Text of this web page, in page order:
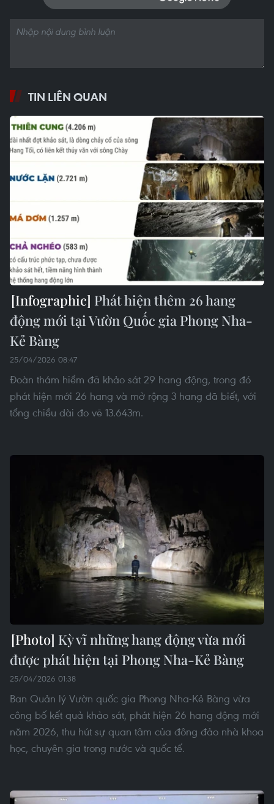
TIN LIÊN QUAN
Phát hiện thêm 26 hang
động mới tại Vườn Quốc gia Phong Nha-
Kẻ Bàng
25/04/2026 08:47
Đoàn thám hiểm đã khảo sát 29 hang động, trong đó
phát hiện mới 26 hang và mở rộng 3 hang đã biết, với
tổng chiều dài đo vẽ 13.643m.
Kỳ vĩ những hang động vừa mới
được phát hiện tại Phong Nha-Kẻ Bàng
25/04/2026 01:38
Ban Quản lý Vườn quốc gia Phong Nha-Kẻ Bàng vừa
công bố kết quả khảo sát, phát hiện 26 hang động mới
năm 2026, thu hút sự quan tâm của đông đảo nhà khoa
học, chuyên gia trong nước và quốc tế.